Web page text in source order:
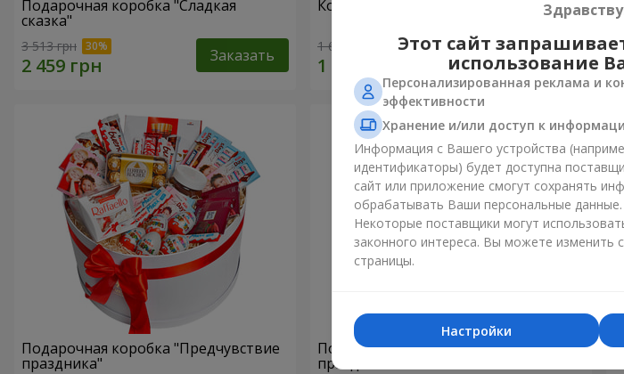
Подарочная коробка "Сладкая
сказка"
3 513 грн Заказать
Композиция "Сладкая нежность"
1 666 грн Заказать 4
Подарочная коробка "Предчувствие
праздника"
Подарочная корзина "Детский
праздник!"
Этот сайт
использование
Персонализированная реклама и
эффективности
Хранение и/или доступ к
Информация с Вашего устройства
идентификаторы) будет доступна
сайт или приложение смогут сохранять
обрабатывать Ваши персональные данные.
Некоторые поставщики могут
законного интереса. Вы можете изменить
страницы.
Настройки